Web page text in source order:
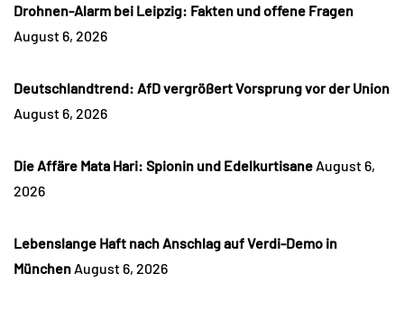
Drohnen-Alarm bei Leipzig: Fakten und offene Fragen
August 6, 2026
Deutschlandtrend: AfD vergrößert Vorsprung vor der Union
August 6, 2026
Die Affäre Mata Hari: Spionin und Edelkurtisane August 6,
2026
Lebenslange Haft nach Anschlag auf Verdi-Demo in
München August 6, 2026